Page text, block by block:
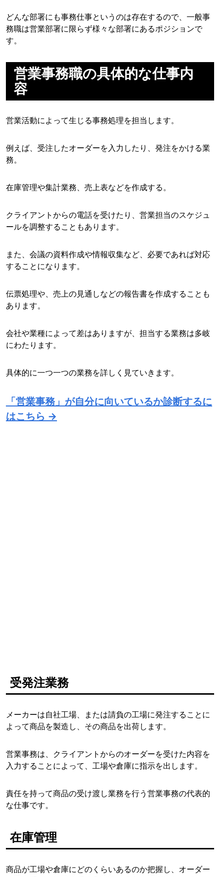
どんな部署にも事務仕事というのは存在するので、一般事
務職は営業部署に限らず様々な部署にあるポジションで
す。
営業事務職の具体的な仕事内
容
営業活動によって生じる事務処理を担当します。
例えば、受注したオーダーを入力したり、発注をかける業
務。
在庫管理や集計業務、売上表などを作成する。
クライアントからの電話を受けたり、営業担当のスケジュ
ールを調整することもあります。
また、会議の資料作成や情報収集など、必要であれば対応
することになります。
伝票処理や、売上の見通しなどの報告書を作成することも
あります。
会社や業種によって差はありますが、担当する業務は多岐
にわたります。
具体的に一つ一つの業務を詳しく見ていきます。
「営業事務」が自分に向いているか診断するに
はこちら →
受発注業務
メーカーは自社工場、または請負の工場に発注することに
よって商品を製造し、その商品を出荷します。
営業事務は、クライアントからのオーダーを受けた内容を
入力することによって、工場や倉庫に指示を出します。
責任を持って商品の受け渡し業務を行う営業事務の代表的
な仕事です。
在庫管理
商品が工場や倉庫にどのくらいあるのか把握し、オーダー